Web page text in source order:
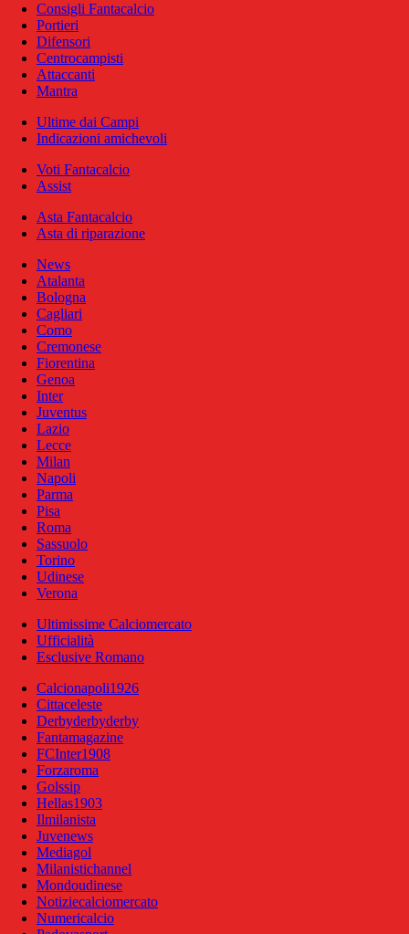
Consigli Fantacalcio
Portieri
Difensori
Centrocampisti
Attaccanti
Mantra
Ultime dai Campi
Indicazioni amichevoli
Voti Fantacalcio
Assist
Asta Fantacalcio
Asta di riparazione
News
Atalanta
Bologna
Cagliari
Como
Cremonese
Fiorentina
Genoa
Inter
Juventus
Lazio
Lecce
Milan
Napoli
Parma
Pisa
Roma
Sassuolo
Torino
Udinese
Verona
Ultimissime Calciomercato
Ufficialità
Esclusive Romano
Calcionapoli1926
Cittaceleste
Derbyderbyderby
Fantamagazine
FCInter1908
Forzaroma
Golssip
Hellas1903
Ilmilanista
Juvenews
Mediagol
Milanistichannel
Mondoudinese
Notiziecalciomercato
Numericalcio